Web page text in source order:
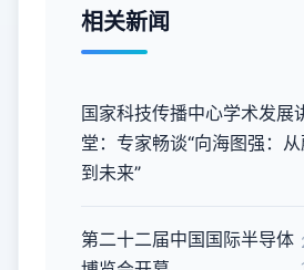
相关新闻
国家科技传播中心学术发展
堂：专家畅谈“向海图强：
到未来”
第二十二届中国国际半导体